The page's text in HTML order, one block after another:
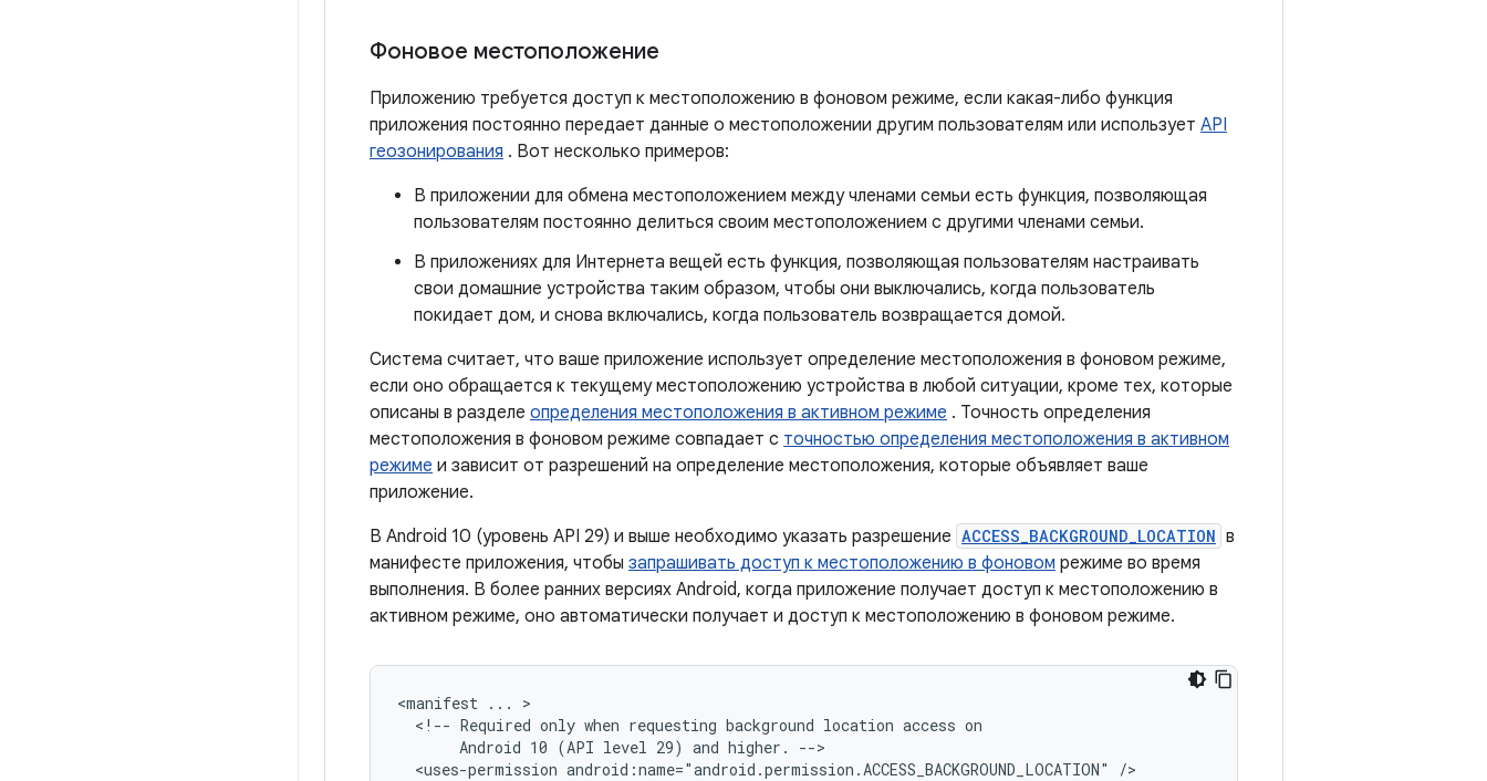
Фоновое местоположение
Приложению требуется доступ к местоположению в фоновом режиме, если какая-либо функция
приложения постоянно передает данные о местоположении другим пользователям или использует API
геозонирования . Вот несколько примеров:
В приложении для обмена местоположением между членами семьи есть функция, позволяющая
пользователям постоянно делиться своим местоположением с другими членами семьи.
В приложениях для Интернета вещей есть функция, позволяющая пользователям настраивать
свои домашние устройства таким образом, чтобы они выключались, когда пользователь
покидает дом, и снова включались, когда пользователь возвращается домой.
Система считает, что ваше приложение использует определение местоположения в фоновом режиме,
если оно обращается к текущему местоположению устройства в любой ситуации, кроме тех, которые
описаны в разделе определения местоположения в активном режиме . Точность определения
местоположения в фоновом режиме совпадает с точностью определения местоположения в активном
режиме и зависит от разрешений на определение местоположения, которые объявляет ваше
приложение.
В Android 10 (уровень API 29) и выше необходимо указать разрешение ACCESS_BACKGROUND_LOCATION в
манифесте приложения, чтобы запрашивать доступ к местоположению в фоновом режиме во время
выполнения. В более ранних версиях Android, когда приложение получает доступ к местоположению в
активном режиме, оно автоматически получает и доступ к местоположению в фоновом режиме.
<manifest ...
<!-- Required only when requesting background location access
Android 10 (API level 29) and higher.
<uses-permission android:name="android.permission.ACCESS_BACKGROUND_LOCATION"
/>